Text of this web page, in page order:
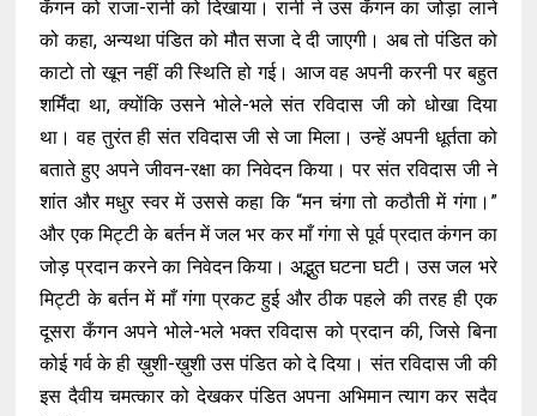
कँगन को राजा-रानी को दिखाया। रानी ने उस कँगन का जोड़ा लाने
को कहा, अन्यथा पंडित को मौत सजा दे दी जाएगी। अब तो पंडित को
काटो तो खून नहीं की स्थिति हो गई। आज वह अपनी करनी पर बहुत
शर्मिंदा था, क्योंकि उसने भोले-भले संत रविदास जी को धोखा दिया
था। वह तुरंत ही संत रविदास जी से जा मिला। उन्हें अपनी धूर्तता को
बताते हुए अपने जीवन-रक्षा का निवेदन किया। पर संत रविदास जी ने
शांत और मधुर स्वर में उससे कहा कि “मन चंगा तो कठौती में गंगा।”
और एक मिट्टी के बर्तन में जल भर कर माँ गंगा से पूर्व प्रदात कंगन का
जोड़ प्रदान करने का निवेदन किया। अद्भुत घटना घटी। उस जल भरे
मिट्टी के बर्तन में माँ गंगा प्रकट हुई और ठीक पहले की तरह ही एक
दूसरा कँगन अपने भोले-भले भक्त रविदास को प्रदान की, जिसे बिना
कोई गर्व के ही ख़ुशी-ख़ुशी उस पंडित को दे दिया। संत रविदास जी की
इस दैवीय चमत्कार को देखकर पंडित अपना अभिमान त्याग कर सदैव